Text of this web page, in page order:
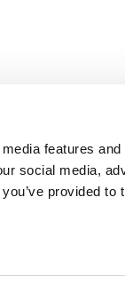
features
social media,
provided to